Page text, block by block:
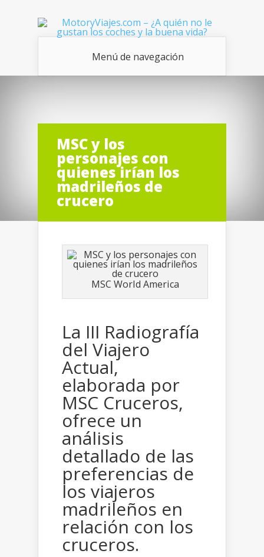
Menú de navegación
MSC y los
personajes con
quienes irían los
madrileños de
crucero
MSC World America
La III Radiografía
del Viajero
Actual,
elaborada por
MSC Cruceros,
ofrece un
análisis
detallado de las
preferencias de
los viajeros
madrileños en
relación con los
cruceros.